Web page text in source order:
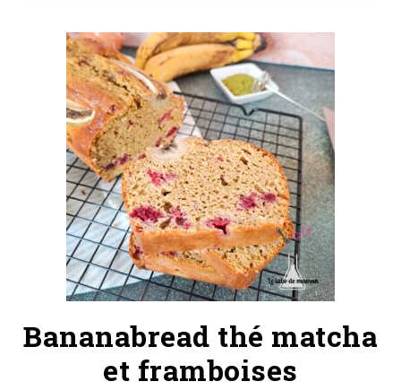
Bananabread thé matcha
et framboises